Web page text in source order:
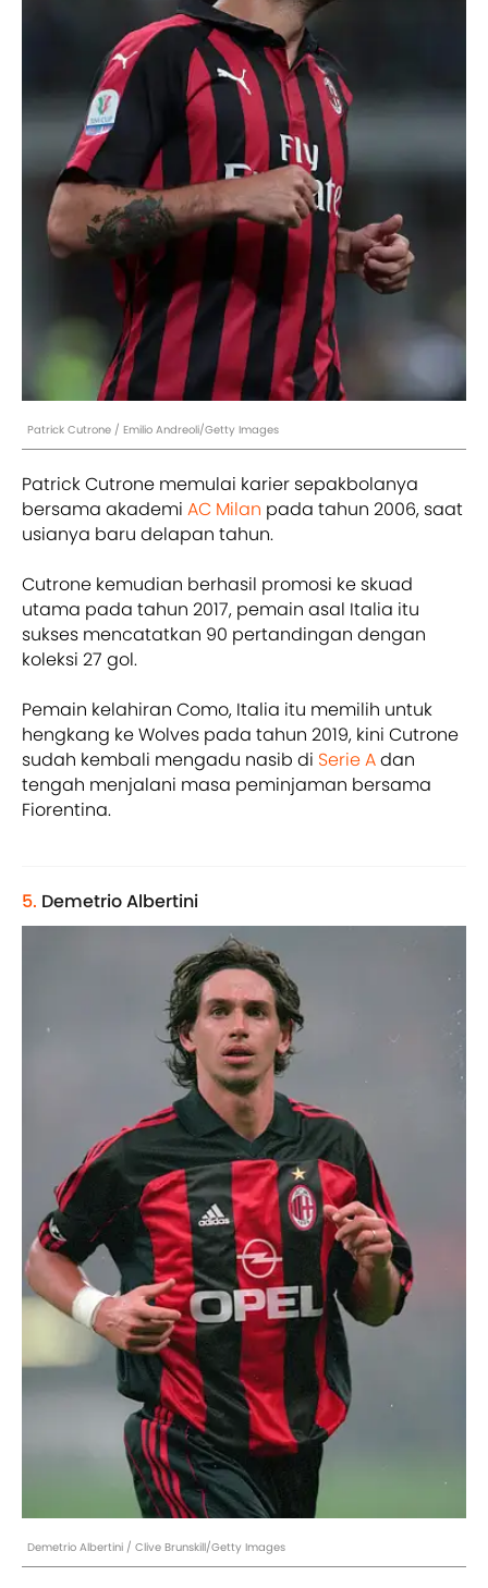
Patrick Cutrone / Emilio Andreoli/Getty Images
Patrick Cutrone memulai karier sepakbolanya
bersama akademi AC Milan pada tahun 2006, saat
usianya baru delapan tahun.
Cutrone kemudian berhasil promosi ke skuad
utama pada tahun 2017, pemain asal Italia itu
sukses mencatatkan 90 pertandingan dengan
koleksi 27 gol.
Pemain kelahiran Como, Italia itu memilih untuk
hengkang ke Wolves pada tahun 2019, kini Cutrone
sudah kembali mengadu nasib di Serie Adan
tengah menjalani masa peminjaman bersama
Fiorentina.
5. Demetrio Albertini
Demetrio Albertini / Clive Brunskill/Getty Images